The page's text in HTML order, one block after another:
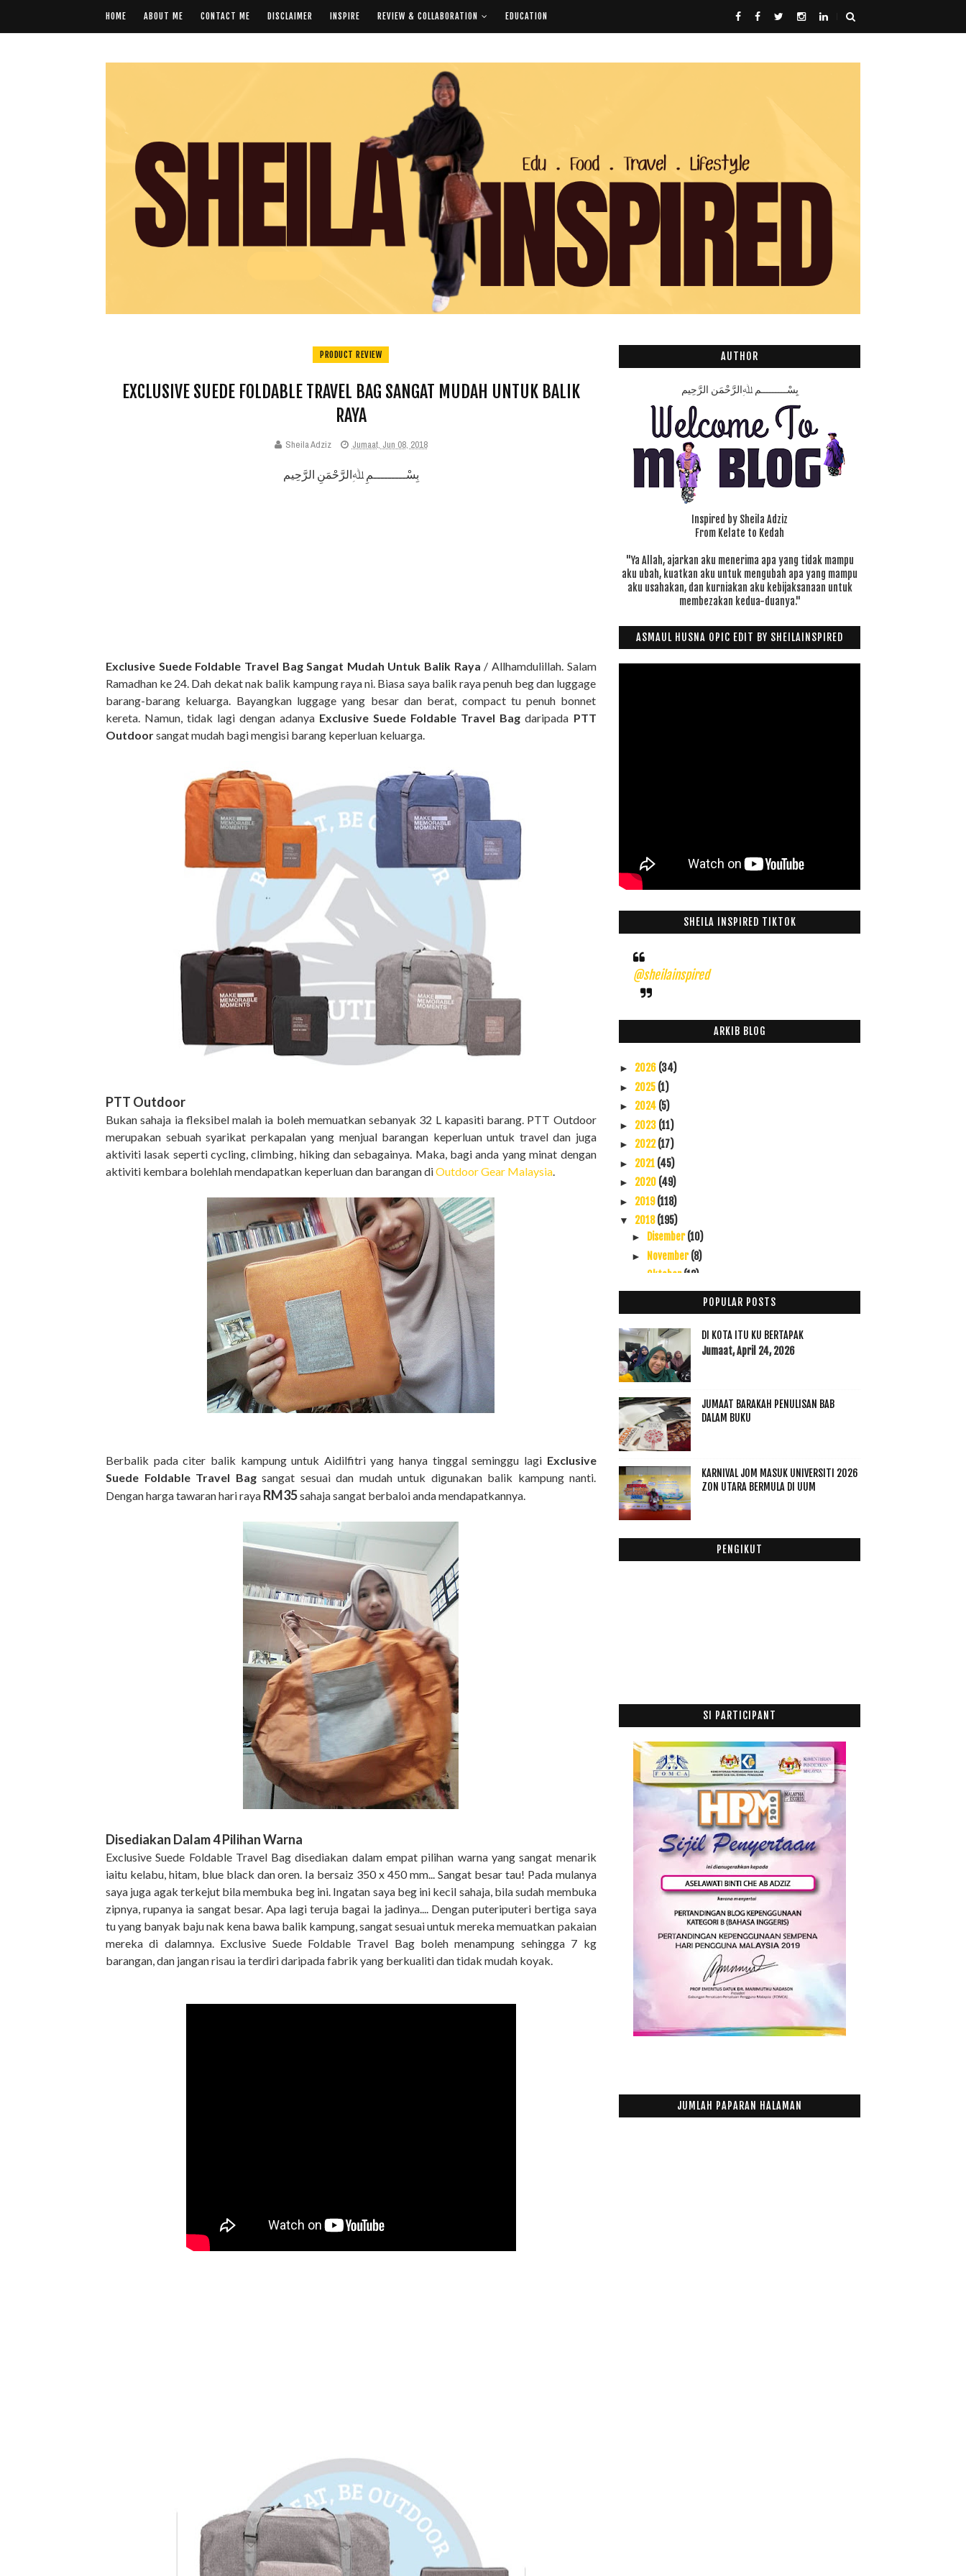
HOME ABOUT ME CONTACT ME DISCLAIMER INSPIRE REVIEW & COLLABORATION EDUCATION
PRODUCT REVIEW
EXCLUSIVE SUEDE FOLDABLE TRAVEL BAG SANGAT MUDAH UNTUK BALIK
RAYA
Sheila Adziz Jumaat, Jun 08, 2018
بِسْـــــــــمِ ﷲِالرَّحْمَنِ الرَّحِيم
Exclusive Suede Foldable Travel Bag Sangat Mudah Untuk Balik Raya / Allhamdulillah. Salam
Ramadhan ke 24. Dah dekat nak balik kampung raya ni. Biasa saya balik raya penuh beg dan luggage
barang-barang keluarga. Bayangkan luggage yang besar dan berat, compact tu penuh bonnet
kereta. Namun, tidak lagi dengan adanya Exclusive Suede Foldable Travel Bagdaripada PTT
Outdoorsangat mudah bagi mengisi barang keperluan keluarga.
PTT Outdoor
Bukan sahaja ia fleksibel malah ia boleh memuatkan sebanyak 32 L kapasiti barang. PTT Outdoor
merupakan sebuah syarikat perkapalan yang menjual barangan keperluan untuk travel dan juga
aktiviti lasak seperti cycling, climbing, hiking dan sebagainya. Maka, bagi anda yang minat dengan
aktiviti kembara bolehlah mendapatkan keperluan dan barangan diOutdoor Gear Malaysia.
Berbalik pada citer balik kampung untuk Aidilfitri yang hanya tinggal seminggu lagi Exclusive
Suede Foldable Travel Bagsangat sesuai dan mudah untuk digunakan balik kampung nanti.
Dengan harga tawaran hari raya RM35sahaja sangat berbaloi anda mendapatkannya.
Disediakan Dalam 4 Pilihan Warna
Exclusive Suede Foldable Travel Bag disediakan dalam empat pilihan warna yang sangat menarik
iaitu kelabu, hitam, blue black dan oren. Ia bersaiz 350 x 450 mm... Sangat besar tau! Pada mulanya
saya juga agak terkejut bila membuka beg ini. Ingatan saya beg ini kecil sahaja, bila sudah membuka
zipnya, rupanya ia sangat besar. Apa lagi teruja bagai la jadinya.... Dengan puteriputeri bertiga saya
tu yang banyak baju nak kena bawa balik kampung, sangat sesuai untuk mereka memuatkan pakaian
mereka di dalamnya. Exclusive Suede Foldable Travel Bag boleh menampung sehingga 7 kg
barangan, dan jangan risau ia terdiri daripada fabrik yang berkualiti dan tidak mudah koyak.
AUTHOR
بِسْـــــــــمِ ﷲِالرَّحْمَنِ الرَّحِيم
Inspired by Sheila Adziz
From Kelate to Kedah
"Ya Allah, ajarkan aku menerima apa yang tidak mampu
aku ubah, kuatkan aku untuk mengubah apa yang mampu
aku usahakan, dan kurniakan aku kebijaksanaan untuk
membezakan kedua-duanya."
ASMAUL HUSNA OPIC EDIT BY SHEILAINSPIRED
SHEILA INSPIRED TIKTOK
@sheilainspired
ARKIB BLOG
► 2026 (34)
► 2025 (1)
► 2024 (5)
► 2023 (11)
► 2022(17)
► 2021 (45)
► 2020 (49)
► 2019(118)
▼ 2018(195)
► Disember(10)
► November(8)
Oktober(12)
►September(23)
►Ogos(16)
►Julai(23)
▼Jun(28)
Nur Jannah In The House
FIFA World Cup in Memory
Best Try Kakak Chef in Kitchen
Keharuman Jasmine Envelope Green Tea Dengan
Bunga ...
Apa Bukti Kita Rindukan Ramadhan Lagi!
“JomMasak” hands-on Culinary Class Free
Daily Habits That Keep You Organized
JelitaSara: LESS 10% for SWAROVSKI !ONLY for OPEN
...
Cara Mengelak Alat Tulis Anda Tidak Hilang
Suramnya La Sheila Raya... hahaha
Baju Raya Online Shopee
Dashing 2 in 1 Face Body Wash: Smell Great, Anythi...
Peraduan Wefie Raya Jus Hidayah Gold oleh
Seraimas...
12 Hari Cuti Raya
Shopping Di Lazada
Exclusive Suede Foldable Travel Bag Sangat Mudah
Lailatul Qadar Makna dan Hikmah
1st Outing Ramadhan 2018
Lazada's Shakin' Deals : Dapatkan Duit Raya Dari L...
Serum Dr Beau Merawat Pelbagai Masalah Kulit
►
►Mac
Februari
►Januari(21)
►2014(47)
POPULAR POSTS
DI KOTA ITU KU BERTAPAK
Jumaat, April 24, 2026
JUMAAT BARAKAH PENULISAN BAB
DALAM BUKU
KARNIVAL JOM MASUK UNIVERSITI 2026
ZON UTARA BERMULA DI UUM
PENGIKUT
SI PARTICIPANT
JUMLAH PAPARAN HALAMAN